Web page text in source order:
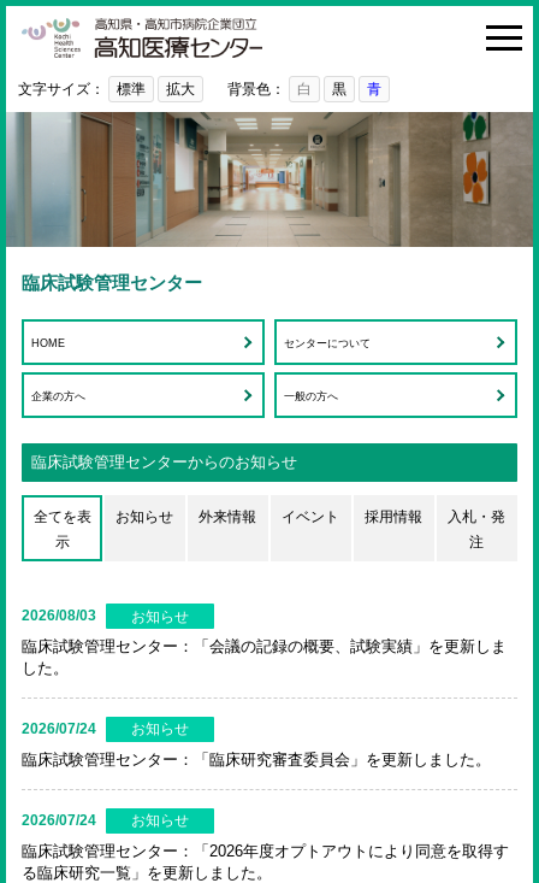
HOME
診療科・部門
入院・お見舞い
病院紹介
医療関係者の方へ
利用ガイド
初めての方へ
採用情報
ご意見・ご要望
文字サイズ： 標準 拡大 背景色： 白 黒 青
臨床試験管理センター
HOME センターについて
企業の方へ 一般の方へ
臨床試験管理センターからのお知らせ
全てを表
示
お知らせ 外来情報 イベント 採用情報
入札・発
注
2026/08/03
臨床試験管理センター：「会議の記録の概要、試験実績」を更新しま
した。
2026/07/24
臨床試験管理センター：「臨床研究審査委員会」を更新しました。
2026/07/24
臨床試験管理センター：「2026年度オプトアウトにより同意を取得す
る臨床研究一覧」を更新しました。